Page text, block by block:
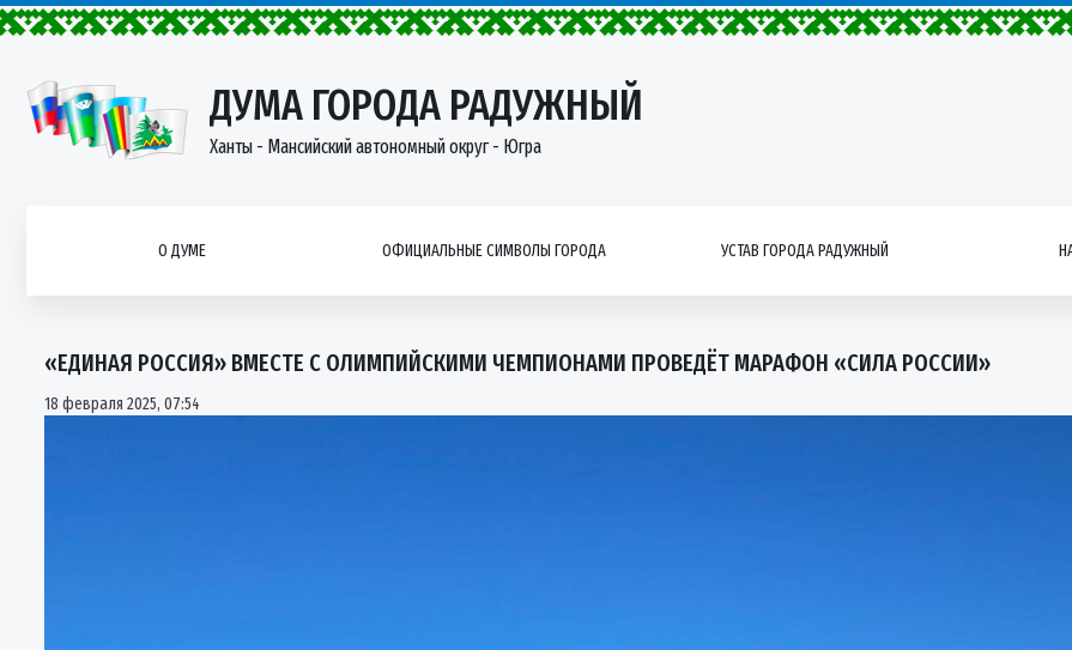
ДУМА ГОРОДА РАДУЖНЫЙ
Ханты - Мансийский автономный округ - Югра
О ДУМЕ ОФИЦИАЛЬНЫЕ СИМВОЛЫ ГОРОДА УСТАВ ГОРОДА РАДУЖНЫЙ
«ЕДИНАЯ РОССИЯ» ВМЕСТЕ С ОЛИМПИЙСКИМИ ЧЕМПИОНАМИ ПРОВЕДЁТ МАРАФОН «СИЛА РОССИИ»
18 февраля 2025, 07:54